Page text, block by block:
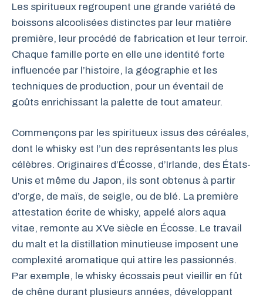
Les spiritueux regroupent une grande variété de
boissons alcoolisées distinctes par leur matière
première, leur procédé de fabrication et leur terroir.
Chaque famille porte en elle une identité forte
influencée par l’histoire, la géographie et les
techniques de production, pour un éventail de
goûts enrichissant la palette de tout amateur.
Commençons par les spiritueux issus des céréales,
dont le whisky est l’un des représentants les plus
célèbres. Originaires d’Écosse, d’Irlande, des États-
Unis et même du Japon, ils sont obtenus à partir
d’orge, de maïs, de seigle, ou de blé. La première
attestation écrite de whisky, appelé alors aqua
vitae, remonte au XVe siècle en Écosse. Le travail
du malt et la distillation minutieuse imposent une
complexité aromatique qui attire les passionnés.
Par exemple, le whisky écossais peut vieillir en fût
de chêne durant plusieurs années, développant